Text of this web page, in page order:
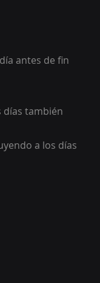
antes de fin
días también
a los días